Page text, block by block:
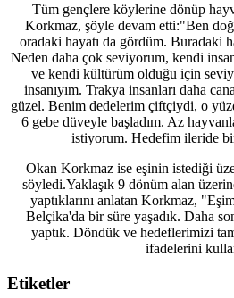
Tüm gençlere köylerine dönüp
Korkmaz, şöyle devam etti:"Ben
oradaki hayatı da gördüm. Buradaki
Neden daha çok seviyorum, kendi
ve kendi kültürüm olduğu için
insanıyım. Trakya insanları daha
güzel. Benim dedelerim çiftçiydi, o
6 gebe düveyle başladım. Az
istiyorum. Hedefim ileride
Okan Korkmaz ise eşinin istediği
söyledi.Yaklaşık 9 dönüm alan
yaptıklarını anlatan Korkmaz,
Belçika'da bir süre yaşadık. Daha
yaptık. Döndük ve hedeflerimizi
ifadelerini
Etiketler